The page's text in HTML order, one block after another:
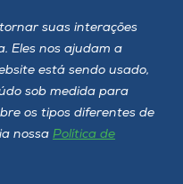
suas interações
Eles nos ajudam a
está sendo usado,
sob medida para
os tipos diferentes de
nossa Política de